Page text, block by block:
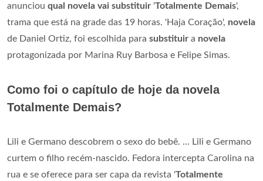
anunciou qual novela vai substituir 'Totalmente Demais',
trama que está na grade das 19 horas. 'Haja Coração', novela
de Daniel Ortiz, foi escolhida para substituir a novela
protagonizada por Marina Ruy Barbosa e Felipe Simas.
Como foi o capítulo de hoje da novela
Totalmente Demais?
Lili e Germano descobrem o sexo do bebê. ... Lili e Germano
curtem o filho recém-nascido. Fedora intercepta Carolina na
rua e se oferece para ser capa da revista 'Totalmente